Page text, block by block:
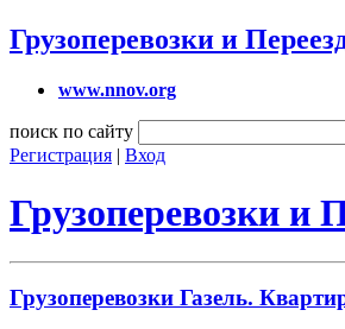
Грузоперевозки и
www.nnov.org
поиск по сайту
Регистрация | Вход
Грузоперевозки и
Грузоперевозки Газель.